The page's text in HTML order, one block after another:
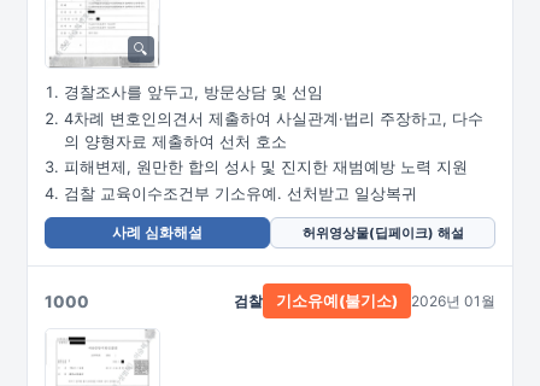
경찰조사를 앞두고, 방문상담 및 선임
4차례 변호인의견서 제출하여 사실관계·법리 주장하고, 다수
의 양형자료 제출하여 선처 호소
피해변제, 원만한 합의 성사 및 진지한 재범예방 노력 지원
검찰 교육이수조건부 기소유예. 선처받고 일상복귀
사례 심화해설 허위영상물(딥페이크) 해설
1000 검찰 기소유예(불기소) 2026년 01월